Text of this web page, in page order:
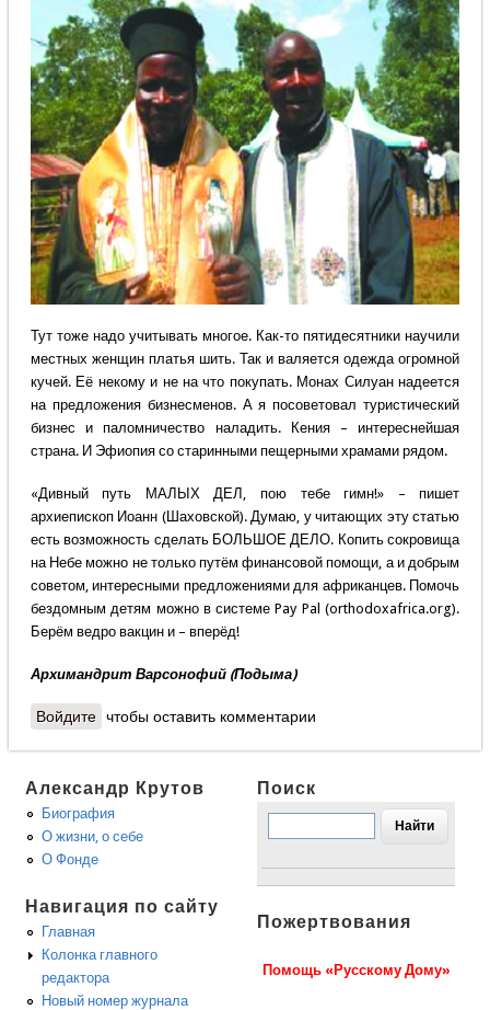
Тут тоже надо учитывать многое. Как-то пятидесятники научили
местных женщин платья шить. Так и валяется одежда огромной
кучей. Её некому и не на что покупать. Монах Силуан надеется
на предложения бизнесменов. А я посоветовал туристический
бизнес и паломничество наладить. Кения – интереснейшая
страна. И Эфиопия со старинными пещерными храмами рядом.
«Дивный путь МАЛЫХ ДЕЛ, пою тебе гимн!» – пишет
архиепископ Иоанн (Шаховской). Думаю, у читающих эту статью
есть возможность сделать БОЛЬШОЕ ДЕЛО. Копить сокровища
на Небе можно не только путём финансовой помощи, а и добрым
советом, интересными предложениями для африканцев. Помочь
бездомным детям можно в системе Pay Pal (orthodoxafrica.org).
Берём ведро вакцин и – вперёд!
Архимандрит Варсонофий (Подыма)
Войдите чтобы оставить комментарии
Александр Крутов
Биография
О жизни, о себе
О Фонде
Навигация по сайту
Главная
Колонка главного
редактора
Новый номер журнала
Поиск
Пожертвования
Помощь «Русскому Дому»